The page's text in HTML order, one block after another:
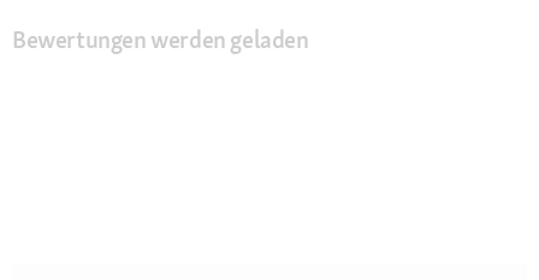
Bewertungen werden geladen